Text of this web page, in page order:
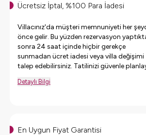
Ücretsiz İptal, %100 Para İadesi
Villacınız'da müşteri memnuniyeti her
önce gelir. Bu yüzden rezervasyon
sonra 24 saat içinde hiçbir gerekçe
sunmadan ücret iadesi veya villa değişimi
talep edebilirsiniz. Tatilinizi güvenle
Detaylı Bilgi
En Uygun Fiyat Garantisi